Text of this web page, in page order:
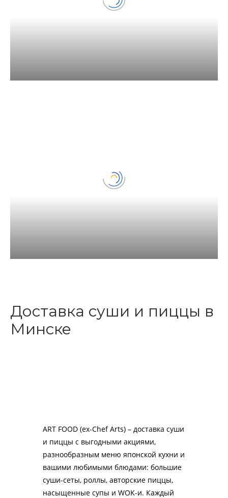
Доставка суши и пиццы в
Минске
ART FOOD (ex-Chef Arts) – доставка суши
и пиццы с выгодными акциями,
разнообразным меню японской кухни и
вашими любимыми блюдами: большие
суши-сеты, роллы, авторские пиццы,
насыщенные супы и WOK-и. Каждый